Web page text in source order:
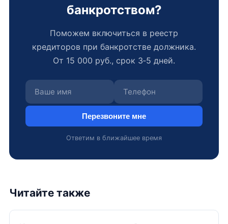
банкротством?
Поможем включиться в реестр
кредиторов при банкротстве должника.
От 15 000 руб., срок 3‑5 дней.
Перезвоните мне
Ответим в ближайшее время
Читайте также